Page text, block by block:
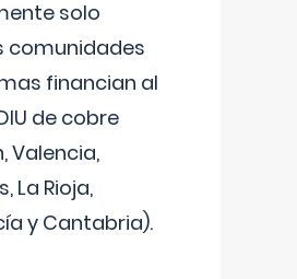
solo
comunidades
financian al
de cobre
Valencia,
La Rioja,
y Cantabria).